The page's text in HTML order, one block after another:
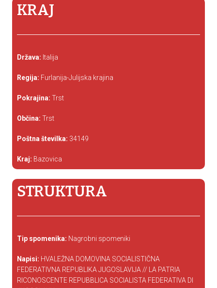
KRAJ
Država: Italija
Regija: Furlanija-Julijska krajina
Pokrajina: Trst
Občina: Trst
Poštna številka: 34149
Kraj: Bazovica
STRUKTURA
Tip spomenika: Nagrobni spomeniki
Napisi: HVALEŽNA DOMOVINA SOCIALISTIČNA
FEDERATIVNA REPUBLIKA JUGOSLAVIJA // LA PATRIA
RICONOSCENTE REPUBBLICA SOCIALISTA FEDERATIVA DI